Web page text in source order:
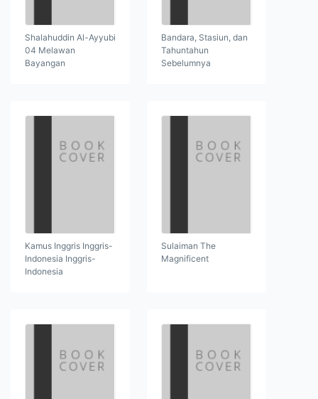
Shalahuddin Al-Ayyubi
04 Melawan
Bayangan
Bandara, Stasiun, dan
Tahuntahun
Sebelumnya
Kamus Inggris Inggris-
Indonesia Inggris-
Indonesia
Sulaiman The
Magnificent